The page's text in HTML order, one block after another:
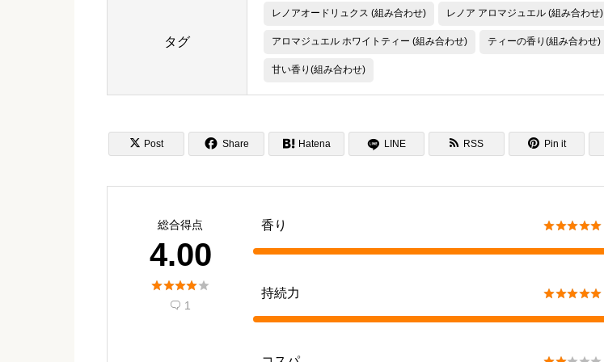
タグ
レノアオードリュクス (組み合わせ) レノア アロマジュエル (組み合わせ)
アロマジュエル ホワイトティー (組み合わせ) ティーの香り(組み合わせ)
甘い香り(組み合わせ)
 Post  Share  Hatena LINE  RSS  Pin it
総合得点
4.00

 1
香り 
持続力 